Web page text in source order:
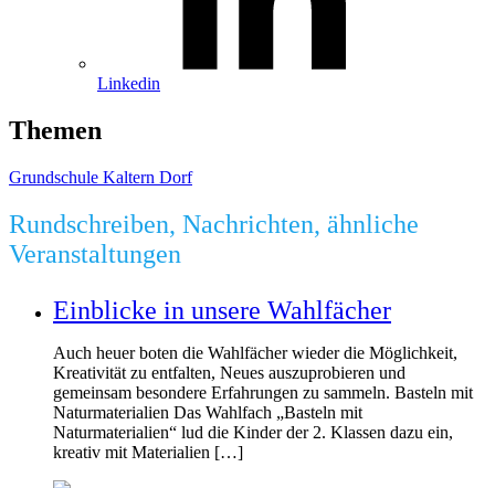
Linkedin
Themen
Grundschule Kaltern Dorf
Rundschreiben, Nachrichten, ähnliche
Veranstaltungen
Einblicke in unsere Wahlfächer
Auch heuer boten die Wahlfächer wieder die Möglichkeit,
Kreativität zu entfalten, Neues auszuprobieren und
gemeinsam besondere Erfahrungen zu sammeln. Basteln mit
Naturmaterialien Das Wahlfach „Basteln mit
Naturmaterialien“ lud die Kinder der 2. Klassen dazu ein,
kreativ mit Materialien […]